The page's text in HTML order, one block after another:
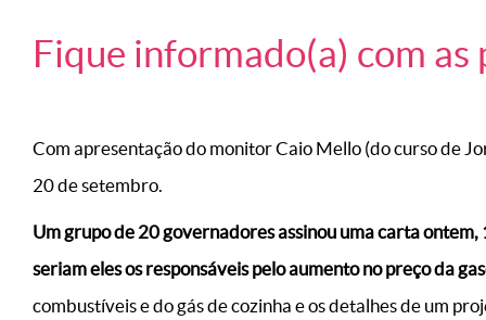
Fique informado(a) com
Com apresentação do monitor Caio Mello (do curso de
20 de setembro.
Um grupo de 20 governadores assinou uma carta
seriam eles os responsáveis pelo aumento no preço da
combustíveis e do gás de cozinha e os detalhes de um